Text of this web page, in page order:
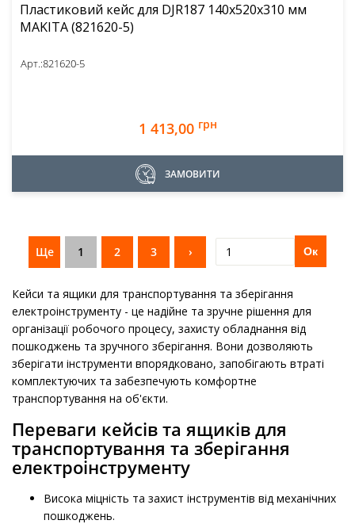
Пластиковий кейс для DJR187 140x520x310 мм
MAKITA (821620-5)
Арт.:821620-5
1 413,00 грн
ЗАМОВИТИ
Ще 1 2 3 › Ок
Кейси та ящики для транспортування та зберігання
електроінструменту - це надійне та зручне рішення для
організації робочого процесу, захисту обладнання від
пошкоджень та зручного зберігання. Вони дозволяють
зберігати інструменти впорядковано, запобігають втраті
комплектуючих та забезпечують комфортне
транспортування на об'єкти.
Переваги кейсів та ящиків для
транспортування та зберігання
електроінструменту
Висока міцність та захист інструментів від механічних
пошкоджень.